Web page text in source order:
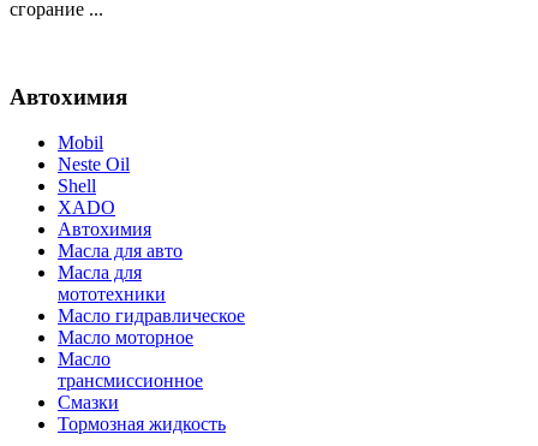
сгорание ...
Автохимия
Mobil
Neste Oil
Shell
XADO
Автохимия
Масла для авто
Масла для
мототехники
Масло гидравлическое
Масло моторное
Масло
трансмиссионное
Смазки
Тормозная жидкость